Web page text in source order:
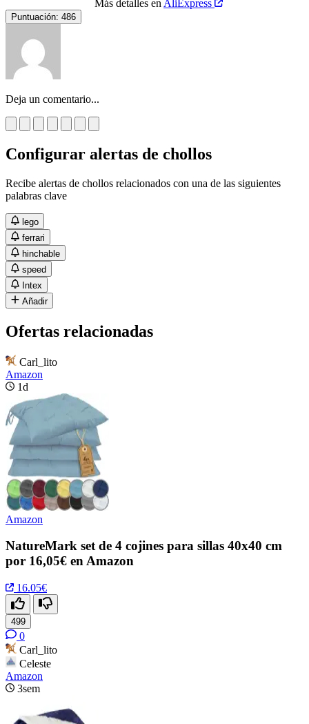
Más detalles en AliExpress
Puntuación: 486
Deja un comentario...
Configurar alertas de chollos
Recibe alertas de chollos relacionados con una de las siguientes
palabras clave
lego
ferrari
hinchable
speed
Intex
Añadir
Ofertas relacionadas
Carl_lito
Amazon
1d
Amazon
NatureMark set de 4 cojines para sillas 40x40 cm
por 16,05€ en Amazon
16.05€
499
0
Carl_lito
Celeste
Amazon
3sem